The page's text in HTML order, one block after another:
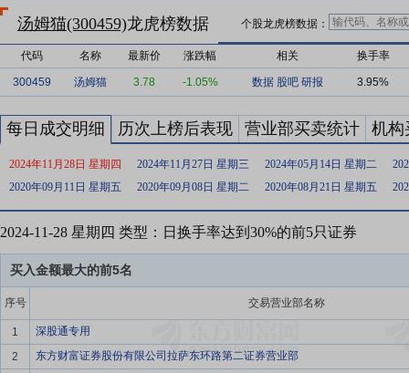
汤姆猫(300459)龙虎榜数据 个股龙虎榜数据：
代码 名称 最新价 涨跌幅 相关 换手率
300459 汤姆猫 3.78 -1.05% 数据 股吧 研报 3.95%
每日成交明细 历次上榜后表现 营业部买卖统计 机构
2024年11月28日 星期四 2024年11月27日 星期三 2024年05月14日 星期二
2020年09月11日 星期五
2020年09月08日 星期二 2020年08月21日 星期五
2024-11-28 星期四 类型：日换手率达到30%的前5只证券
买入金额最大的前5名
序号 交易营业部名称
1
深股通专用
2
东方财富证券股份有限公司拉萨东环路第二证券营业部